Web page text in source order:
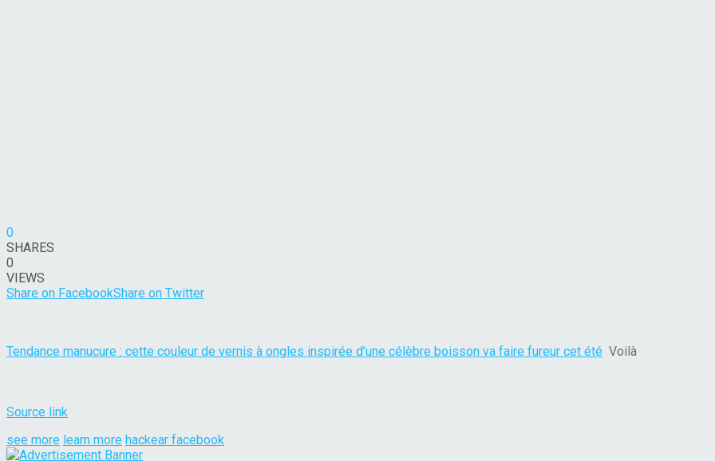
0
SHARES
0
VIEWS
Share on FacebookShare on Twitter
Tendance manucure : cette couleur de vernis à ongles inspirée d’une célèbre boisson va faire fureur cet été Voilà
Source link
see more learn more hackear facebook